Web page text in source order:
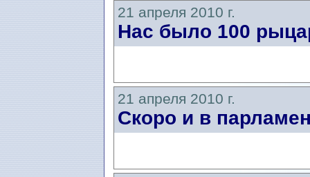
21 апреля 2010 г.
Нас было 100
21 апреля 2010 г.
Скоро и в